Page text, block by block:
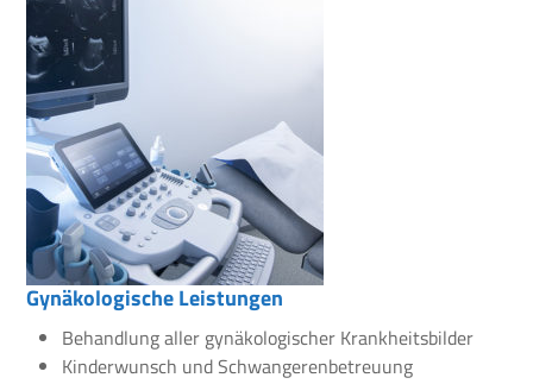
Gynäkologische Leistungen
Behandlung aller gynäkologischer Krankheitsbilder
Kinderwunsch und Schwangerenbetreuung